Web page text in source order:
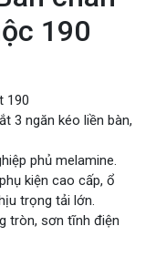
190
190
3 ngăn kéo liền bàn,
phủ melamine.
kiện cao cấp, ổ
trọng tải lớn.
tròn, sơn tĩnh điện